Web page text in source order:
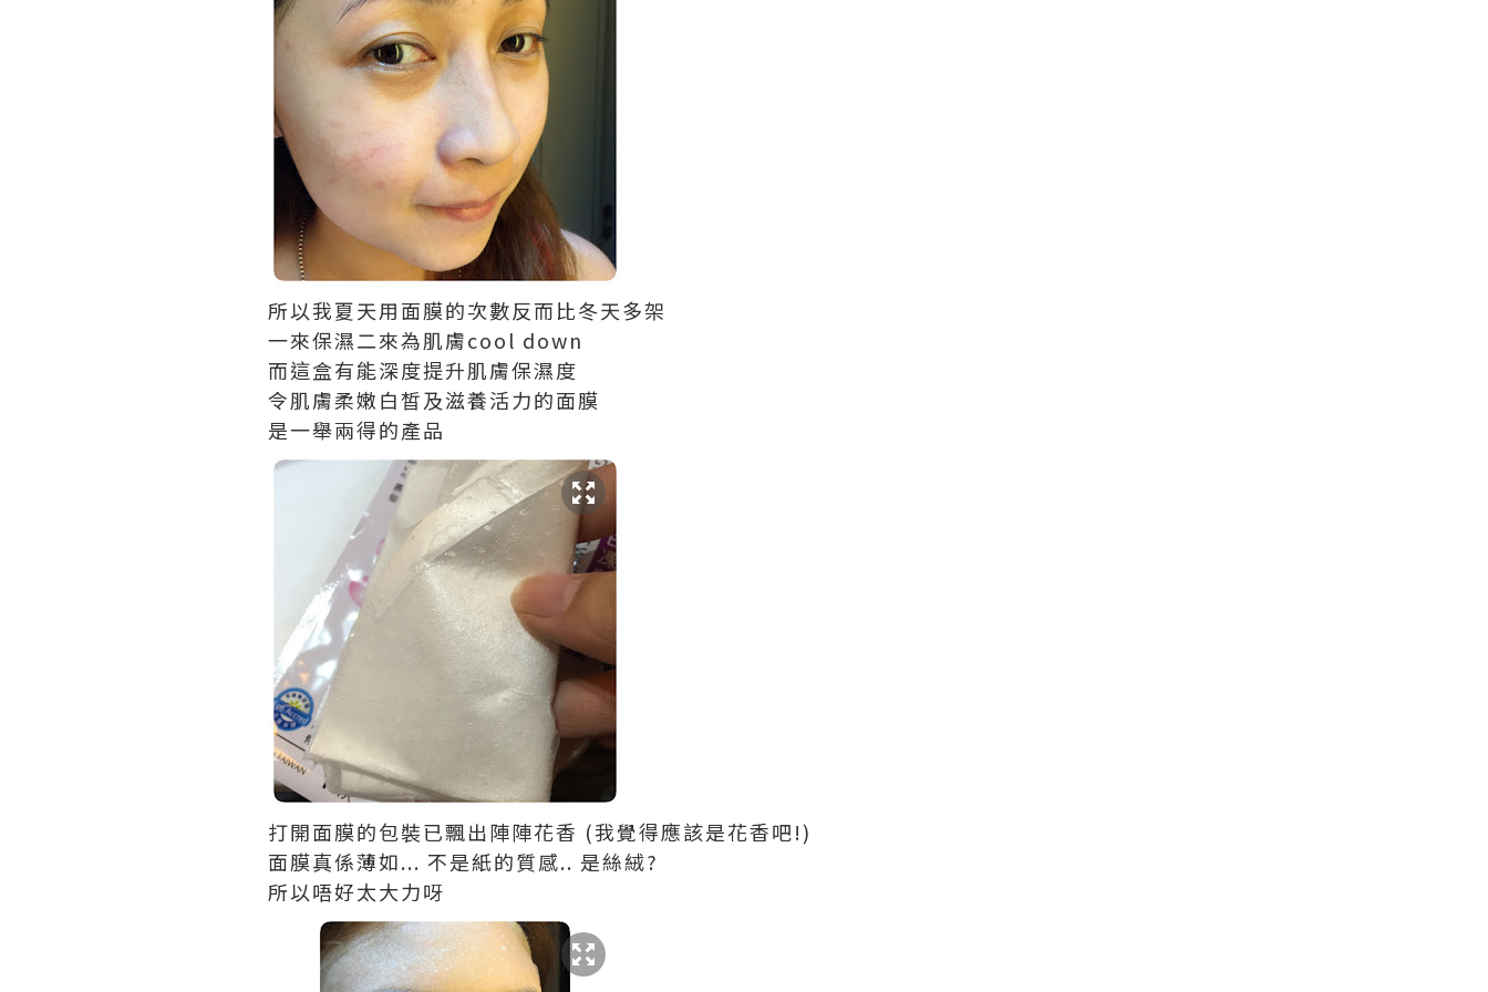
所以我夏天用面膜的次數反而比冬天多架
一來保濕二來為肌膚cool down
而這盒有能深度提升肌膚保濕度
令肌膚柔嫩白皙及滋養活力的面膜
是一舉兩得的產品
打開面膜的包裝已飄出陣陣花香 (我覺得應該是花香吧!)
面膜真係薄如... 不是紙的質感.. 是絲絨?
所以唔好太大力呀